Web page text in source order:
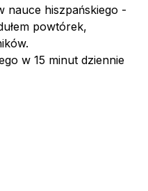
nauce hiszpańskiego -
powtórek,
w 15 minut dziennie